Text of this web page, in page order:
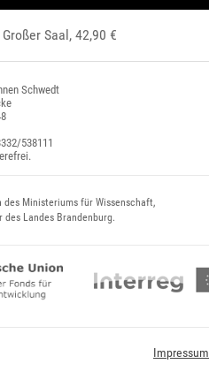
Großer Saal, 42,90 €
Schwedt
538111
Ministeriums für Wissenschaft,
des Landes Brandenburg.
Impressum